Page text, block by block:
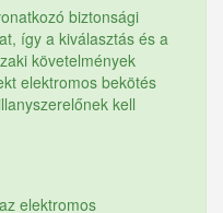
biztonsági
így a kiválasztás és a
követelmények
elektromos bekötés
kell
elektromos